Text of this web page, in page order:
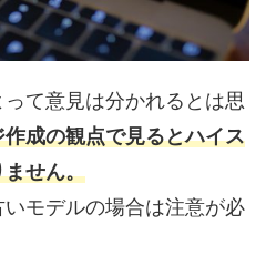
て意見は分かれるとは思
成の観点で見るとハイス
ません。
モデルの場合は注意が必